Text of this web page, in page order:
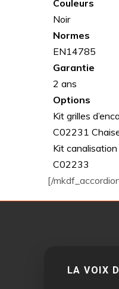
Couleurs
Noir
Normes
EN14785
Garantie
2 ans
Options
Kit grilles
C02231
Kit canalisation
C02233
[/
LA VOIX